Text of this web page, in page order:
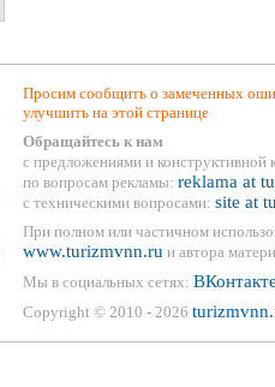
Просим сообщить о замеченных
улучшить на этой странице
Обращайтесь к нам
с предложениями и конструктивной
по вопросам рекламы: reklama at
с техническими вопросами: site at
При полном или частичном
www.turizmvnn.ru и автора
Мы в социальных сетях:
Copyright © 2010 - 2026